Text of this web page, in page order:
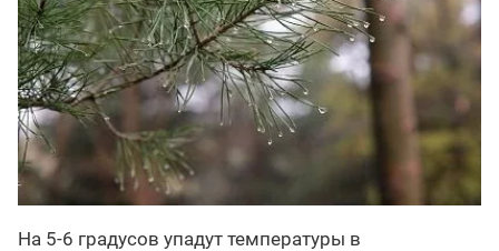
На 5-6 градусов упадут температуры в